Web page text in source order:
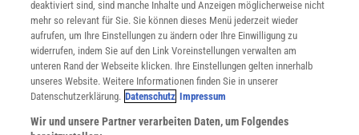
Spektrum.de-Newsletter abonnieren
JETZT ANMELDEN!
deaktiviert sind, sind manche Inhalte und Anzeigen möglicherweise nicht
mehr so relevant für Sie. Sie können dieses Menü jederzeit wieder
aufrufen, um Ihre Einstellungen zu ändern oder Ihre Einwilligung zu
widerrufen, indem Sie auf den Link Voreinstellungen verwalten am
unteren Rand der Webseite klicken. Ihre Einstellungen gelten innerhalb
unseres Website. Weitere Informationen finden Sie in unserer
Datenschutzerklärung. Datenschutz Impressum
Wir und unsere Partner verarbeiten Daten, um Folgendes